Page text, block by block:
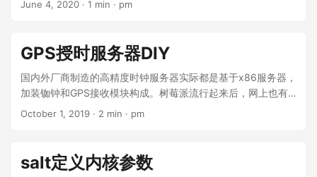
一个简单的示例如下： map $ssl_preread_server_name
upstream_dockerauth; reg.dockerhub.com upstream_reg;
dauth.dockerhub.com upstream_dauth; default
upstream_dauth; } upstream upstream_dockerauth {
dockerauth.dockerhub.com :443; } upstream
upstream_dauth { server dauth.dockerhub.com:443; }
$selected_upstream; # proxy_pass
$ssl_preread_server_name:443; ssl_preread on; }
以支持使用’-m bpf –bytecode’ 添加编译好的字节码做过滤。
但实际上使用bpf需要单独弄一个工具去生成这个二进制的代
码，长期的维护性不是太好，所以虽然最终2个方案都走通了 还
是支持选了u32. 我们都知道一个IP报文 里 IP 头是20字节，
TCP是20字节，UDP是8个字节，VXLAN是8字节。vxlan的包
头如下 ，VXLAN报文本身是封装在UDP报文内，因此一个针对
UDP + 1 VXLAN flags +3 Reserved =32的位置就是VNID左
边，因此下面的表达式就可刚好是VNID的区域 -p udp -m udp
June 4, 2020 · 1 min · pm
GPS授时服务器DIY
国内外厂商制造的高精度时钟服务器实际都是基于x86服务器，
加装铷钟和GPS接收模块构成。树莓派流行起来后，网上也有
配套的模块，让大家可以制造一个小巧的时钟服务器。实际这
921600波特率1Hz输出，NMEA-0183协议输出。NTPD是业
内对各种GPS接受器支持的最好的，绝大部分GPS接受模块实
October 1, 2019 · 2 min · pm
salt定义内核参数